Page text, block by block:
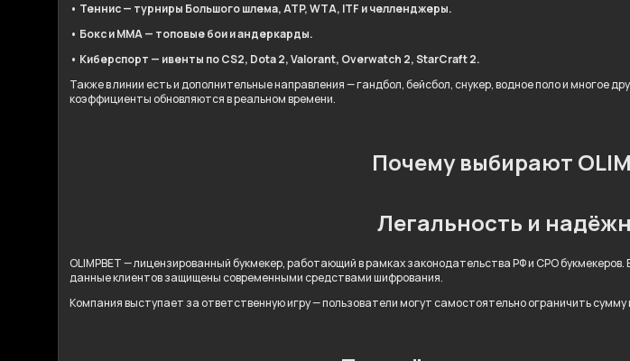
• Теннис — турниры Большого шлема, ATP, WTA, ITF и челленджеры.
• Бокс и ММА — топовые бои и андеркарды.
• Киберспорт — ивенты по CS2, Dota 2, Valorant, Overwatch 2, StarCraft 2.
Также в линии есть и дополнительные направления — гандбол, бейсбол, снукер, водное поло и многое
коэффициенты обновляются в реальном времени.
Почему выбирают
Легальность и
OLIMPBET — лицензированный букмекер, работающий в рамках законодательства РФ и СРО
данные клиентов защищены современными средствами шифрования.
Компания выступает за ответственную игру — пользователи могут самостоятельно ограничить